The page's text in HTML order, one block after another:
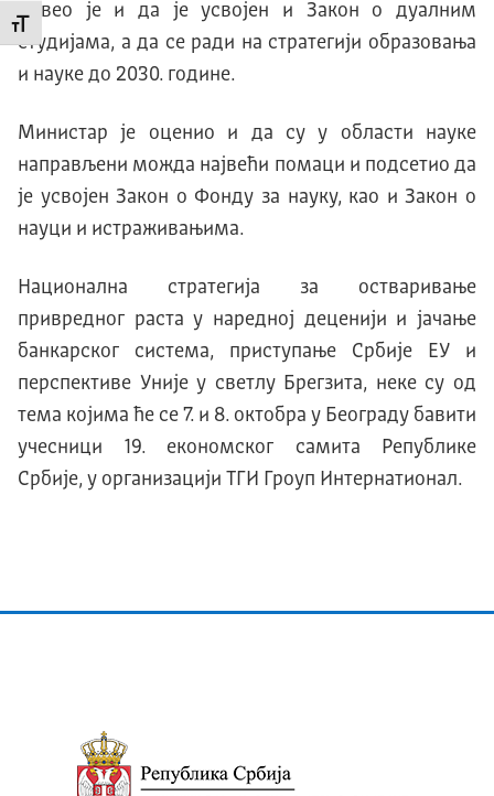
Промени величину слова
Навео је и да је усвојен и Закон о дуалним
студијама, а да се ради на стратегији образовања
и науке до 2030. године.
Министар је оценио и да су у области науке
направљени можда највећи помаци и подсетио да
је усвојен Закон о Фонду за науку, као и Закон о
науци и истраживањима.
Национална стратегија за остваривање
привредног раста у наредној деценији и јачање
банкарског система, приступање Србије ЕУ и
перспективе Уније у светлу Брегзита, неке су од
тема којима ће се 7. и 8. октобра у Београду бавити
учесници 19. економског самита Републике
Србије, у организацији ТГИ Гроуп Интернатионал.